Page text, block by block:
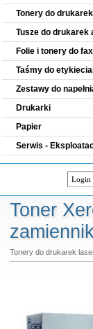
Tonery do
Tusze do drukarek
Folie i tonery do
Taśmy do
Zestawy do
Drukarki
Papier
Serwis -
Toner
Tonery do drukarek